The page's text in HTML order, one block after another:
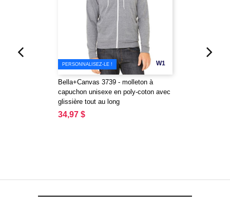
W1
PERSONNALISEZ-LE !
Bella+Canvas 3739 - molleton à
capuchon unisexe en poly-coton avec
glissière tout au long
34,97 $